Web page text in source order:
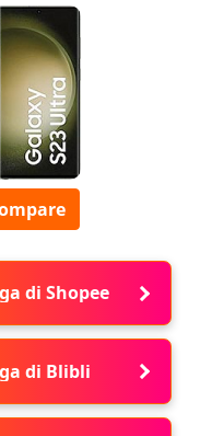
di Shopee
di Blibli